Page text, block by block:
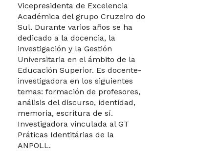
Vicepresidenta de Excelencia
Académica del grupo Cruzeiro do
Sul. Durante varios años se ha
dedicado a la docencia, la
investigación y la Gestión
Universitaria en el ámbito de la
Educación Superior. Es docente-
investigadora en los siguientes
temas: formación de profesores,
análisis del discurso, identidad,
memoria, escritura de sí.
Investigadora vinculada al GT
Práticas Identitárias de la
ANPOLL.